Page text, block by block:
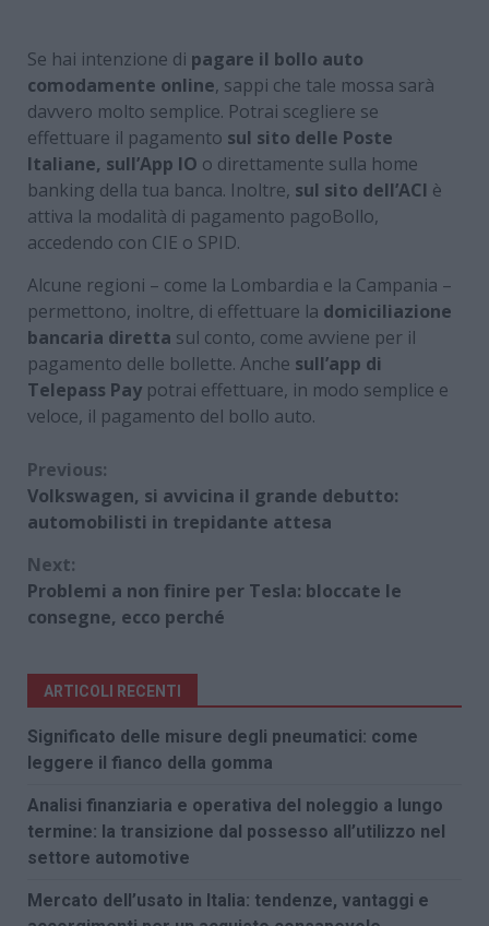
Se hai intenzione di pagare il bollo auto
comodamente online, sappi che tale mossa sarà
davvero molto semplice. Potrai scegliere se
effettuare il pagamento sul sito delle Poste
Italiane, sull’App IO o direttamente sulla home
banking della tua banca. Inoltre, sul sito dell’ACI è
attiva la modalità di pagamento pagoBollo,
accedendo con CIE o SPID.
Alcune regioni – come la Lombardia e la Campania –
permettono, inoltre, di effettuare la domiciliazione
bancaria diretta sul conto, come avviene per il
pagamento delle bollette. Anche sull’app di
Telepass Pay potrai effettuare, in modo semplice e
veloce, il pagamento del bollo auto.
Continue
Reading
Previous:
Volkswagen, si avvicina il grande debutto:
automobilisti in trepidante attesa
Next:
Problemi a non finire per Tesla: bloccate le
consegne, ecco perché
ARTICOLI RECENTI
Significato delle misure degli pneumatici: come
leggere il fianco della gomma
Analisi finanziaria e operativa del noleggio a lungo
termine: la transizione dal possesso all’utilizzo nel
settore automotive
Mercato dell’usato in Italia: tendenze, vantaggi e